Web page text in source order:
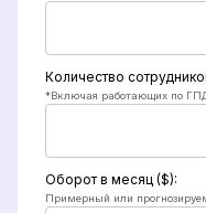
Количество
*Включая работающих по
Оборот в месяц ($):
Примерный или